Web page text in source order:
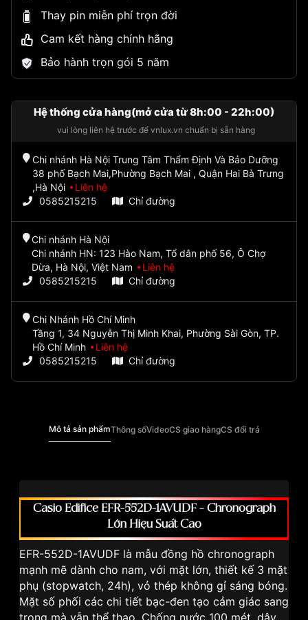
Thay pin miễn phí trọn đời
Cam kết hàng chính hãng
Bảo hành trọn gói 5 năm
Hệ thống cửa hàng(mở cửa từ 8h:00 - 22h:00)
vui lòng liên hệ trước để vnlux.vn chuẩn bị sẵn hàng
Chi nhánh Hà Nội Trung Tâm Thẩm Định Và Bảo Dưỡng
38 phố Bạch Mai,Phường Bạch Mai , Quận Hai Bà Trưng
,Hà Nội
Liên hệ
0585215215
Chỉ đường
Chi nhánh Hà Nội
Chi nhánh HN: 123 Hào Nam, Tổ dân phố 56, Ô Chợ
Dừa, Hà Nội, Việt Nam
Liên hệ
0585215215
Chỉ đường
Chi Nhánh Hồ Chí Minh
Tầng 1, 34 Nguyễn Thị Minh Khai, Phường Sài Gòn, TP.
Hồ Chí Minh
Liên hệ
0585215215
Chỉ đường
Mô tả sản phẩmThông sốVideoCS giao hàngCS đổi trả
Casio Edifice EFR-552D-1AVUDF – Chronograph
Lớn Hiệu Suất Cao
EFR-552D-1AVUDF là mẫu đồng hồ chronograph
mạnh mẽ dành cho nam, với mặt lớn, thiết kế 3 mặt
phụ (stopwatch, 24h), vỏ thép không gỉ sáng bóng.
Mặt số phối các chi tiết bạc-đen tạo cảm giác sang